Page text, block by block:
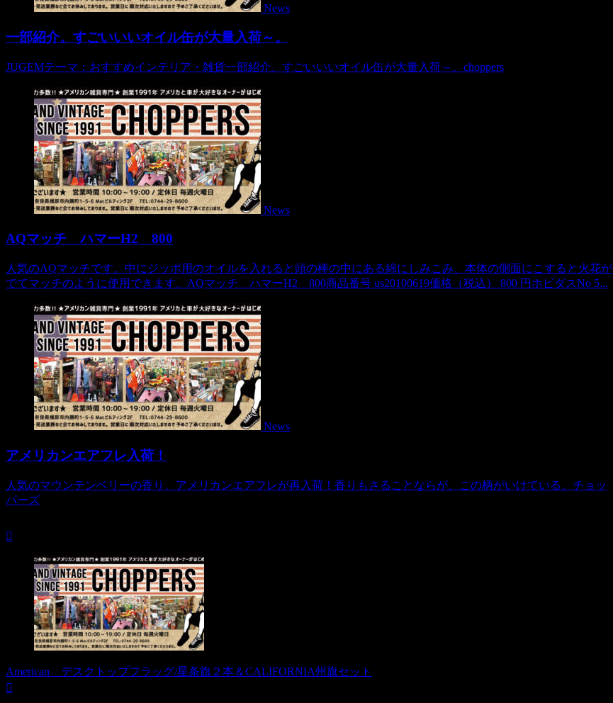
News
一部紹介。すごいいいオイル缶が大量入荷～。
JUGEMテーマ：おすすめインテリア・雑貨一部紹介。すごいいいオイル缶が大量入荷～。choppers
News
AQマッチ ハマーH2 800
人気のAQマッチです。中にジッポ用のオイルを入れると頭の棒の中にある綿にしみこみ、本体の側面にこすると火花が
でてマッチのように使用できます。AQマッチ ハマーH2 800商品番号 us20100619価格（税込） 800 円ホビダスNo 5...
News
アメリカンエアフレ入荷！
人気のマウンテンベリーの香り、アメリカンエアフレが再入荷！香りもさることならが、この柄がいけている。チョッ
パーズ
American デスクトップフラッグ/星条旗２本＆CALIFORNIA州旗セット